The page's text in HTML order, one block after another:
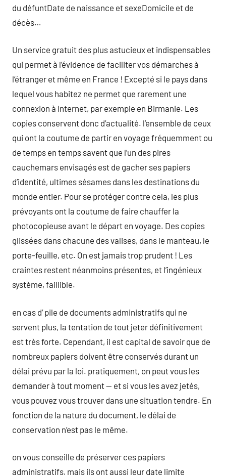
du défuntDate de naissance et sexeDomicile et de
décès…
Un service gratuit des plus astucieux et indispensables
qui permet à l’évidence de faciliter vos démarches à
l’étranger et même en France ! Excepté si le pays dans
lequel vous habitez ne permet que rarement une
connexion à Internet, par exemple en Birmanie. Les
copies conservent donc d’actualité. l’ensemble de ceux
qui ont la coutume de partir en voyage fréquemment ou
de temps en temps savent que l’un des pires
cauchemars envisagés est de gacher ses papiers
d’identité, ultimes sésames dans les destinations du
monde entier. Pour se protéger contre cela, les plus
prévoyants ont la coutume de faire chauffer la
photocopieuse avant le départ en voyage. Des copies
glissées dans chacune des valises, dans le manteau, le
porte-feuille, etc. On est jamais trop prudent ! Les
craintes restent néanmoins présentes, et l’ingénieux
système, faillible.
en cas d’ pile de documents administratifs qui ne
servent plus, la tentation de tout jeter définitivement
est très forte. Cependant, il est capital de savoir que de
nombreux papiers doivent être conservés durant un
délai prévu par la loi. pratiquement, on peut vous les
demander à tout moment — et si vous les avez jetés,
vous pouvez vous trouver dans une situation tendre. En
fonction de la nature du document, le délai de
conservation n’est pas le même.
on vous conseille de préserver ces papiers
administratifs, mais ils ont aussi leur date limite